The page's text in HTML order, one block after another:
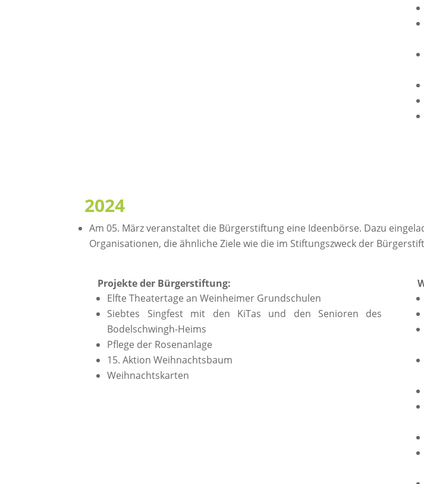
2024
Am 05. März veranstaltet die Bürgerstiftung eine Ideenbörse. Dazu
Organisationen, die ähnliche Ziele wie die im Stiftungszweck der
Projekte der Bürgerstiftung:
Elfte Theatertage an Weinheimer Grundschulen
Siebtes Singfest mit den KiTas und den Senioren des
Bodelschwingh-Heims
Pflege der Rosenanlage
15. Aktion Weihnachtsbaum
Weihnachtskarten